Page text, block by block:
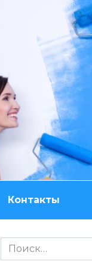
Контакты
Search
for: